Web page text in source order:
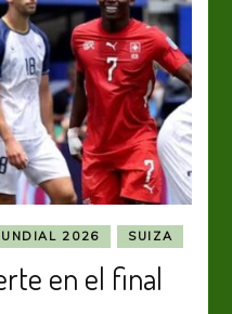
2026 SUIZA
en el final